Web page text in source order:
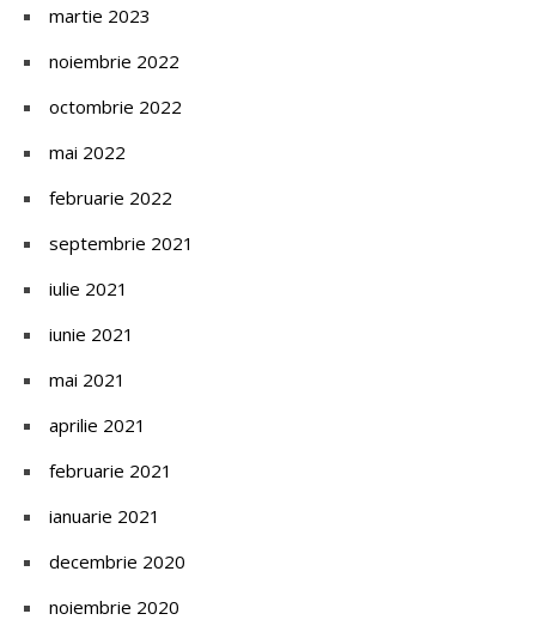
martie 2023
noiembrie 2022
octombrie 2022
mai 2022
februarie 2022
septembrie 2021
iulie 2021
iunie 2021
mai 2021
aprilie 2021
februarie 2021
ianuarie 2021
decembrie 2020
noiembrie 2020